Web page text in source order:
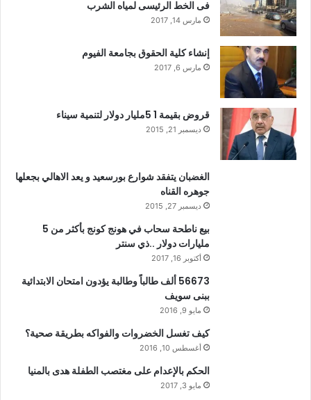
فى الخط الرئيسى لمياه الشرب
مارس 14, 2017
إنشاء كلية الحقوق بجامعة الفيوم
مارس 6, 2017
قروض بقيمة 1 5مليار دولار لتنمية سيناء
ديسمبر 21, 2015
الغضبان يتفقد شوارع بورسعيد و يعد الاهالي بجعلها
جوهره القناه
ديسمبر 27, 2015
بيع ناطحة سحاب في هونج كونج بأكثر من 5
مليارات دولار ..ذي سنتر
أكتوبر 16, 2017
56673 ألف طالباً وطالبة يؤدون امتحان الابتدائية
ببنى سويف
مايو 9, 2016
كيف تغسل الخضروات والفواكه بطريقة صحية؟
أغسطس 10, 2016
الحكم بالإعدام على مغتصب الطفلة هدى بالمنيا
مايو 3, 2017